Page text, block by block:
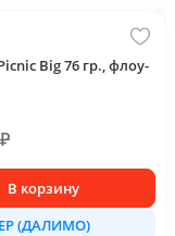
Big 76 гр., флоу-
₽
В корзину
(ДАЛИМО)